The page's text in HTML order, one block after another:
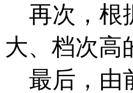
再次，根
大、档次高
最后，由